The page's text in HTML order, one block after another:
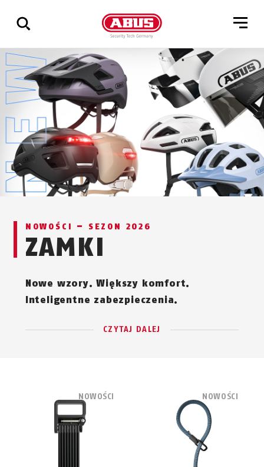
Pokaż
wszystkie
wyniki
NOWOŚCI – SEZON 2026
ZAMKI
Nowe wzory. Większy komfort.
Inteligentne zabezpieczenia.
CZYTAJ DALEJ
NOWOŚCI NOWOŚCI